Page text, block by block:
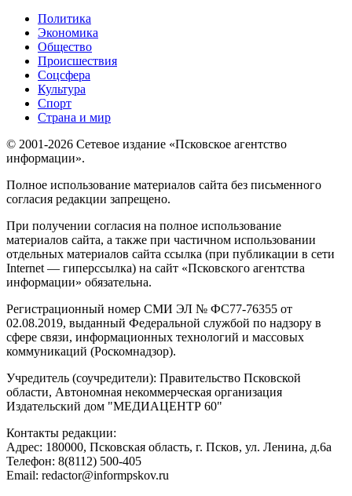
Политика
Экономика
Общество
Происшествия
Соцсфера
Культура
Спорт
Страна и мир
© 2001-2026 Сетевое издание «Псковское агентство
информации».
Полное использование материалов сайта без письменного
согласия редакции запрещено.
При получении согласия на полное использование
материалов сайта, а также при частичном использовании
отдельных материалов сайта ссылка (при публикации в сети
Internet — гиперссылка) на сайт «Псковского агентства
информации» обязательна.
Регистрационный номер СМИ ЭЛ № ФС77-76355 от
02.08.2019, выданный Федеральной службой по надзору в
сфере связи, информационных технологий и массовых
коммуникаций (Роскомнадзор).
Учредитель (соучредители): Правительство Псковской
области, Автономная некоммерческая организация
Издательский дом "МЕДИАЦЕНТР 60"
Контакты редакции:
Адреc: 180000, Псковская область, г. Псков, ул. Ленина, д.6а
Телефон: 8(8112) 500-405
Email: redactor@informpskov.ru